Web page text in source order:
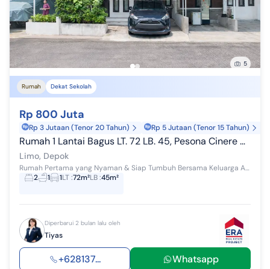
5
Rumah Dekat Sekolah
Rp 800 Juta
Rp 3 Jutaan (Tenor 20 Tahun) Rp 5 Jutaan (Tenor 15 Tahun)
Rumah 1 Lantai Bagus LT. 72 LB. 45, Pesona Cinere Residence, Limo
Limo, Depok
Rumah Pertama yang Nyaman & Siap Tumbuh Bersama Keluarga Anda Punya rumah sendiri di area strategis Limo, Meruyung, depok...sekarang bukan mimpi l...
2
1 1LT:72m²LB:45m²
Diperbarui 2 bulan lalu oleh
Tiyas
+628137... Whatsapp